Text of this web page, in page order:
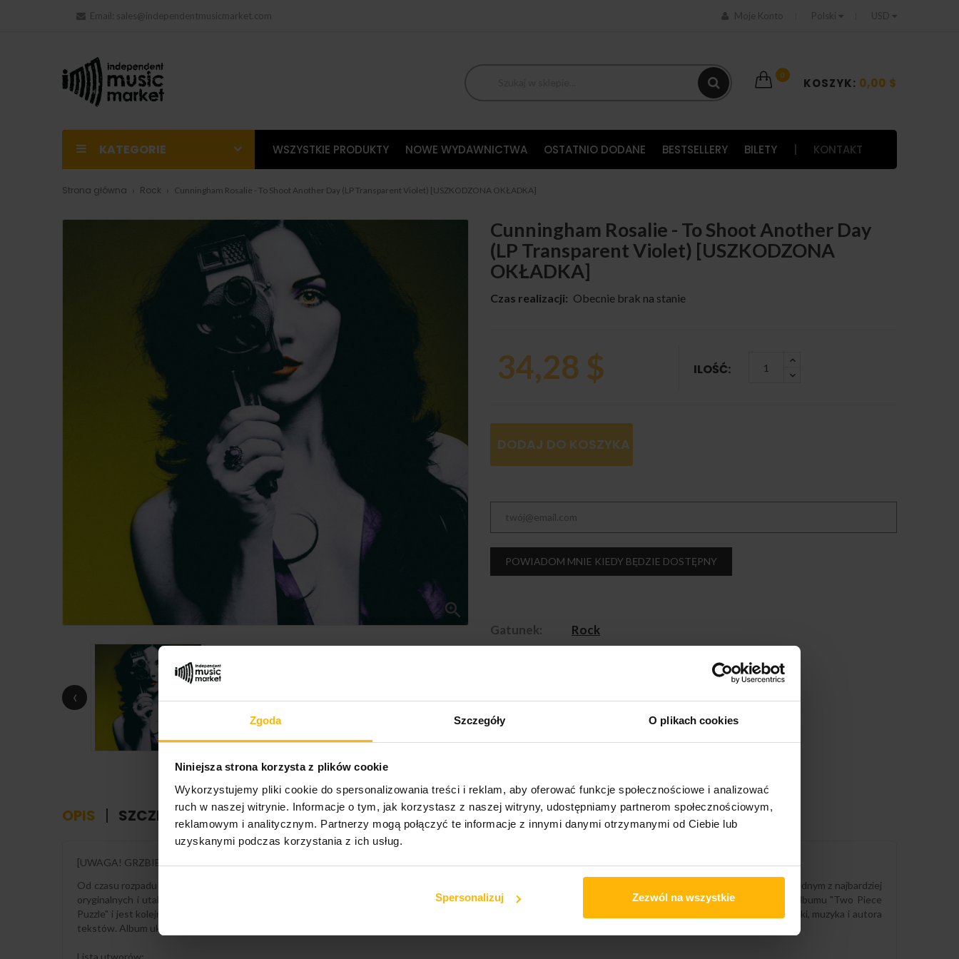
Zgoda Szczegóły O plikach cookies
Niniejsza strona korzysta z plików cookie
Wykorzystujemy pliki cookie do spersonalizowania treści i reklam, aby oferować funkcje społecznościowe i analizować
ruch w naszej witrynie. Informacje o tym, jak korzystasz z naszej witryny, udostępniamy partnerom społecznościowym,
reklamowym i analitycznym. Partnerzy mogą połączyć te informacje z innymi danymi otrzymanymi od Ciebie lub
uzyskanymi podczas korzystania z ich usług.
Spersonalizuj Zezwól na wszystkie
Email: sales@independentmusicmarket.com Moje Konto Polski USD
0
KOSZYK: 0,00 $
KATEGORIE WSZYSTKIE PRODUKTY NOWE WYDAWNICTWA OSTATNIO DODANE BESTSELLERY BILETY KONTAKT
Strona główna Rock Cunningham Rosalie - To Shoot Another Day (LP Transparent Violet) [USZKODZONA OKŁADKA]

‹ ›
Cunningham Rosalie - To Shoot Another Day
(LP Transparent Violet) [USZKODZONA
OKŁADKA]
Czas realizacji: Obecnie brak na stanie
34,28 $ ILOŚĆ:
DODAJ DO KOSZYKA
POWIADOM MNIE KIEDY BĘDZIE DOSTĘPNY
Gatunek:
Rock
OPIS SZCZEGÓŁY PRODUKTU
[UWAGA! GRZBIET OKŁADKI JEST LEKKO USZKODZONY]
Od czasu rozpadu jej zespołu Purson w 2016 roku i wydania debiutanckiego albumu w 2019 roku, wokalistka, autorka tekstów i multiinstrumentalistka stała się jednym z najbardziej
oryginalnych i utalentowanych talentów w Wielkiej Brytanii, zarówno na scenie, jak i na płycie. "To Shoot Another Day" jest kontynuacją wysoko ocenianego albumu "Two Piece
Puzzle" i jest kolejnym wspaniałym dziełem o różnorodnych i sugestywnych nastrojach, które pokazuje ciągły rozwój Rosalie Cunningham jako niezwykłej wokalistki, muzyka i autora
tekstów. Album ukazał się w 2024 roku.
Lista utworów: